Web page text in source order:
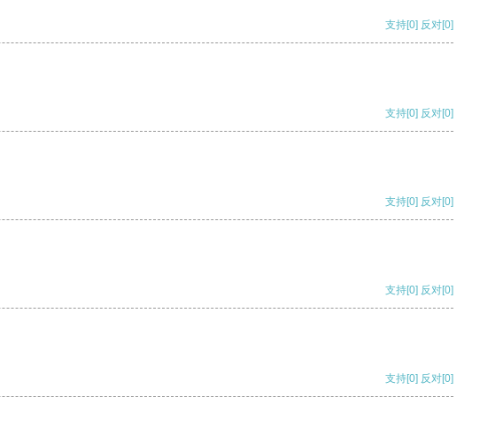
支持[0] 反对[0]
支持[0] 反对[0]
支持[0] 反对[0]
支持[0] 反对[0]
支持[0] 反对[0]